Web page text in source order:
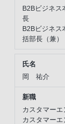
B2Bビジネ
長
B2Bビジネ
括部長（兼）
岡 祐介
カスタマー
カスタマー